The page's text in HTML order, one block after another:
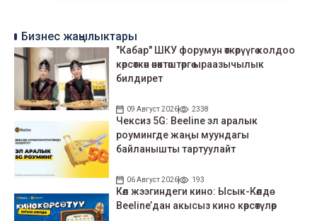
Бизнес жаңылыктары
"Кабар" ШКУ форумун өткөрүүгө колдоо
көрсөткөн өнөктөштөргө ыраазычылык
билдирет
09 Август 2026 2338
Чексиз 5G: Beeline эл аралык
роумингде жаңы муундагы
байланышты тартуулайт
06 Август 2026 193
Көл жээгиндеги кино: Ысык-Көлдө
Beeline’дан акысыз кино көрсөтүлөр